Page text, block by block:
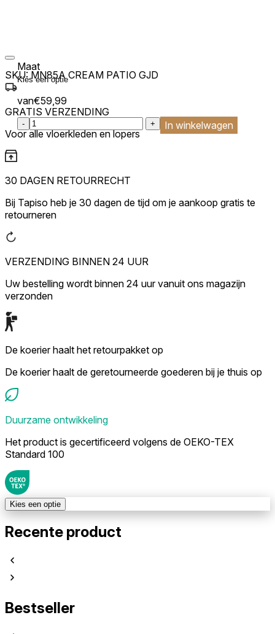
Maat
van€59,99
:product_name quantity
- + In winkelwagen
SKU: MN85A CREAM PATIO GJD
GRATIS VERZENDING
Voor alle vloerkleden en lopers
30 DAGEN RETOURRECHT
Bij Tapiso heb je 30 dagen de tijd om je aankoop gratis te
retourneren
VERZENDING BINNEN 24 UUR
Uw bestelling wordt binnen 24 uur vanuit ons magazijn
verzonden
De koerier haalt het retourpakket op
De koerier haalt de geretourneerde goederen bij je thuis op
Duurzame ontwikkeling
Het product is gecertificeerd volgens de OEKO-TEX
Standard 100
Kies een optie
Recente product
Bestseller